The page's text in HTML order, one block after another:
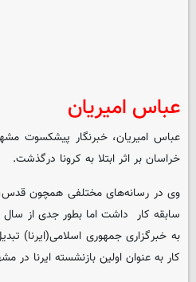
عباس امیریان
عباس امیریان، خبرنگار پیشکسوت
خراسان بر اثر ابتلا به کرونا درگذشت.
وی در رسانه‌های مختلفی همچون
کار به عنوان اولین بازنشسته ایرنا در